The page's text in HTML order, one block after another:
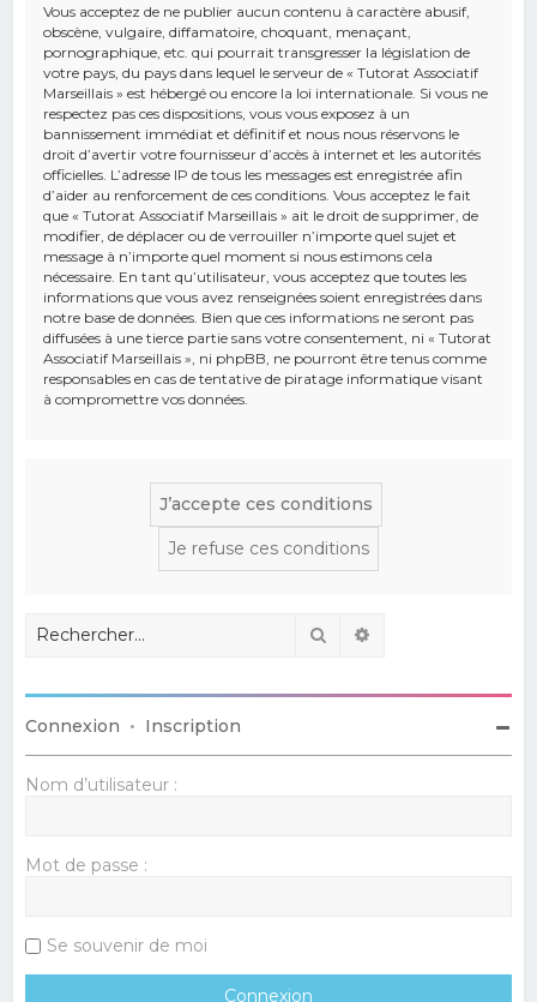
Vous acceptez de ne publier aucun contenu à caractère abusif,
obscène, vulgaire, diffamatoire, choquant, menaçant,
pornographique, etc. qui pourrait transgresser la législation de
votre pays, du pays dans lequel le serveur de « Tutorat Associatif
Marseillais » est hébergé ou encore la loi internationale. Si vous ne
respectez pas ces dispositions, vous vous exposez à un
bannissement immédiat et définitif et nous nous réservons le
droit d’avertir votre fournisseur d’accès à internet et les autorités
officielles. L’adresse IP de tous les messages est enregistrée afin
d’aider au renforcement de ces conditions. Vous acceptez le fait
que « Tutorat Associatif Marseillais » ait le droit de supprimer, de
modifier, de déplacer ou de verrouiller n’importe quel sujet et
message à n’importe quel moment si nous estimons cela
nécessaire. En tant qu’utilisateur, vous acceptez que toutes les
informations que vous avez renseignées soient enregistrées dans
notre base de données. Bien que ces informations ne seront pas
diffusées à une tierce partie sans votre consentement, ni « Tutorat
Associatif Marseillais », ni phpBB, ne pourront être tenus comme
responsables en cas de tentative de piratage informatique visant
à compromettre vos données.
Rechercher
Connexion • Inscription
Nom d’utilisateur :
Mot de passe :
Se souvenir de moi